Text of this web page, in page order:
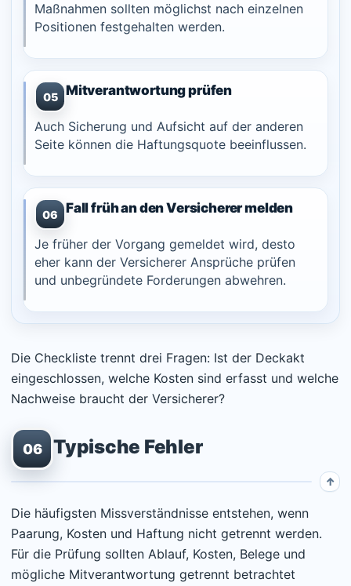
Maßnahmen sollten möglichst nach einzelnen
Positionen festgehalten werden.
05 Mitverantwortung prüfen
Auch Sicherung und Aufsicht auf der anderen
Seite können die Haftungsquote beeinflussen.
06 Fall früh an den Versicherer melden
Je früher der Vorgang gemeldet wird, desto
eher kann der Versicherer Ansprüche prüfen
und unbegründete Forderungen abwehren.
Die Checkliste trennt drei Fragen: Ist der Deckakt
eingeschlossen, welche Kosten sind erfasst und welche
Nachweise braucht der Versicherer?
06 Typische Fehler
Die häufigsten Missverständnisse entstehen, wenn
Paarung, Kosten und Haftung nicht getrennt werden.
Für die Prüfung sollten Ablauf, Kosten, Belege und
mögliche Mitverantwortung getrennt betrachtet